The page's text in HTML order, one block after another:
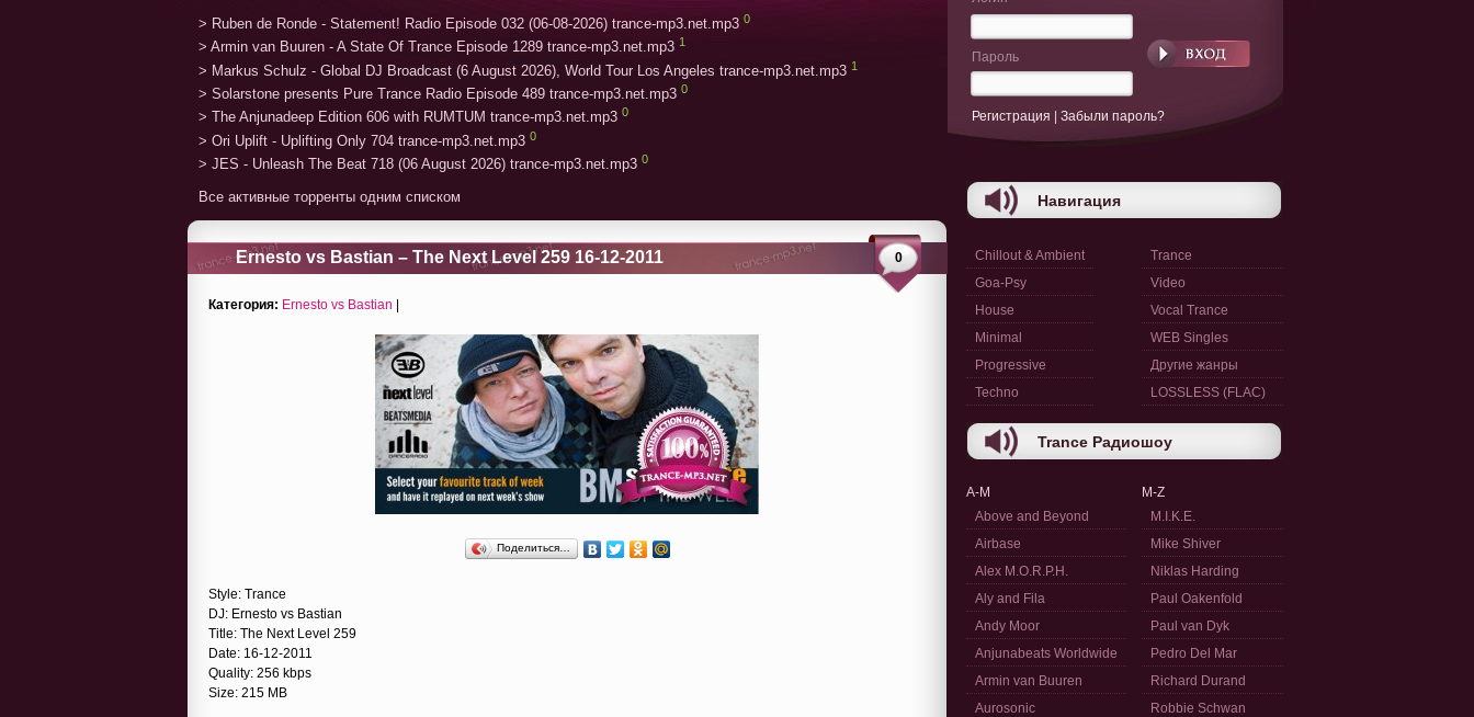
> Ruben de Ronde - Statement! Radio Episode 032 (06-08-2026) trance-mp3.net.mp3 0
> Armin van Buuren - A State Of Trance Episode 1289 trance-mp3.net.mp3 1
> Markus Schulz - Global DJ Broadcast (6 August 2026), World Tour Los Angeles trance-mp3.net.mp3 1
> Solarstone presents Pure Trance Radio Episode 489 trance-mp3.net.mp3 0
> The Anjunadeep Edition 606 with RUMTUM trance-mp3.net.mp3 0
> Ori Uplift - Uplifting Only 704 trance-mp3.net.mp3 0
> JES - Unleash The Beat 718 (06 August 2026) trance-mp3.net.mp3 0
Все активные торренты одним списком
Ernesto vs Bastian – The Next Level 259 16-12-2011 0
Категория: Ernesto vs Bastian |
Поделиться…
Style: Trance
DJ: Ernesto vs Bastian
Title: The Next Level 259
Date: 16-12-2011
Quality: 256 kbps
Size: 215 MB
Пароль
Регистрация Забыли пароль?
Навигация
Chillout & Ambient
Goa-Psy
House
Minimal
Progressive
Techno
Trance
Video
Vocal Trance
WEB Singles
Другие жанры
LOSSLESS (FLAC)
Trance Радиошоу
A-M
Above and Beyond
Airbase
Alex M.O.R.P.H.
Aly and Fila
Andy Moor
Anjunabeats Worldwide
Armin van Buuren
Aurosonic
M-Z
M.I.K.E.
Mike Shiver
Niklas Harding
Paul Oakenfold
Paul van Dyk
Pedro Del Mar
Richard Durand
Robbie Schwan